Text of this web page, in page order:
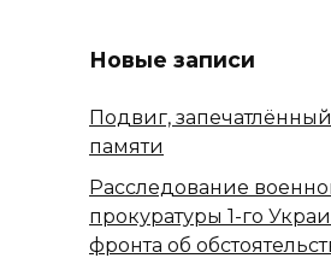
Новые записи
Подвиг,
памяти
Расследование
прокуратуры 1-го
фронта об